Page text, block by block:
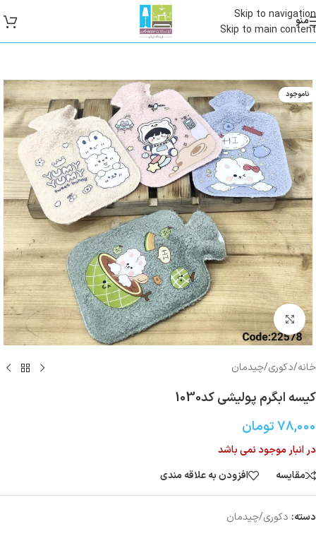
Skip to navigation
Skip to main content
منو
ناموجود
بزرگنمایی تصویر
خانه/دکوری/چیدمان
کیسه ابگرم پولیشی کد1030
78,000تومان
در انبار موجود نمی باشد
مقایسه
افزودن به علاقه مندی
دسته: دکوری/چیدمان